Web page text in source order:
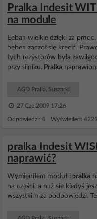
Pralka Indesit
na module
Eeban wielkie dzięki za
bęben zaczoł się kręcić.
tych rezystorów była
przy silniku. Pralka
AGD Pralki, Suszarki
27 Cze 2009 17:26
Odpowiedzi: 4 Wyświetleń: 4221
pralka Indesit
naprawić?
Wymieniłem moduł i pralka
na części, a nuż sie kiedyś
wszystkim za podpowiedzi.